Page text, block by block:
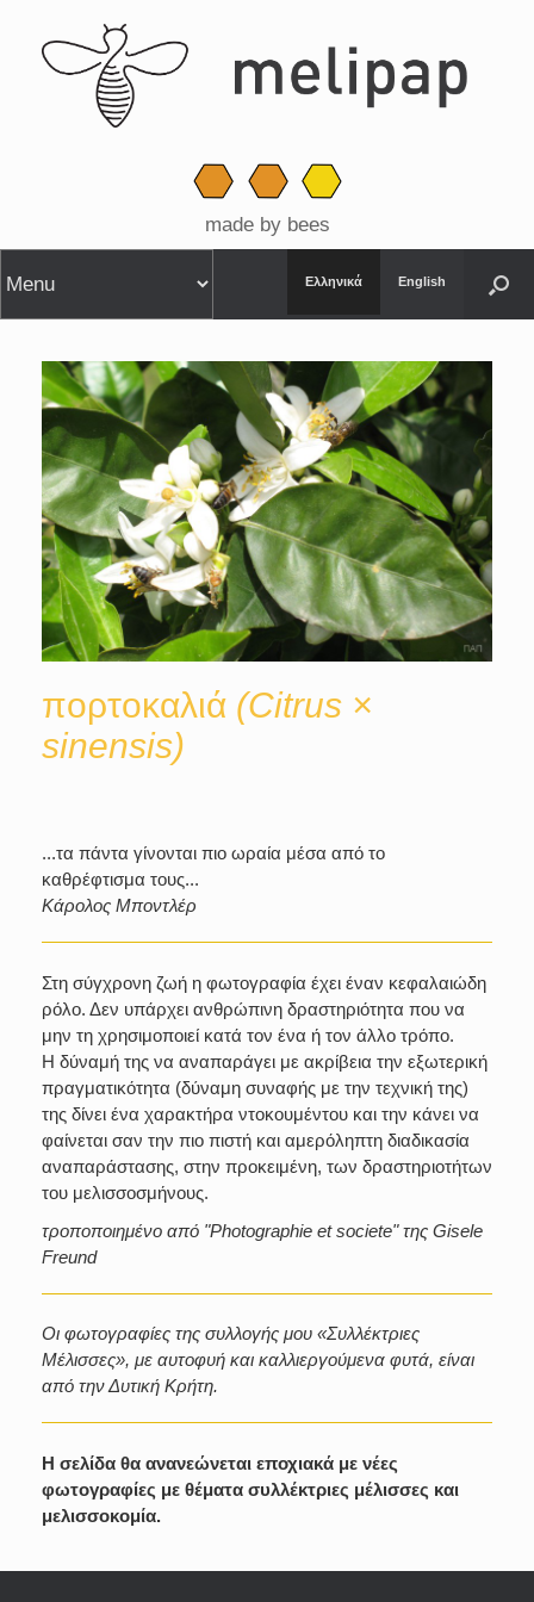
made by bees
Ελληνικά English
πορτοκαλιά (Citrus ×
sinensis)
...τα πάντα γίνονται πιο ωραία μέσα από το
καθρέφτισμα τους...
Κάρολος Μποντλέρ
Στη σύγχρονη ζωή η φωτογραφία έχει έναν κεφαλαιώδη
ρόλο. Δεν υπάρχει ανθρώπινη δραστηριότητα που να
μην τη χρησιμοποιεί κατά τον ένα ή τον άλλο τρόπο.
Η δύναμή της να αναπαράγει με ακρίβεια την εξωτερική
πραγματικότητα (δύναμη συναφής με την τεχνική της)
της δίνει ένα χαρακτήρα ντοκουμέντου και την κάνει να
φαίνεται σαν την πιο πιστή και αμερόληπτη διαδικασία
αναπαράστασης, στην προκειμένη, των δραστηριοτήτων
του μελισσοσμήνους.
τροποποιημένο από "Photographie et societe" της Gisele
Freund
Οι φωτογραφίες της συλλογής μου «Συλλέκτριες
Μέλισσες», με αυτοφυή και καλλιεργούμενα φυτά, είναι
από την Δυτική Κρήτη.
Η σελίδα θα ανανεώνεται εποχιακά με νέες
φωτογραφίες με θέματα συλλέκτριες μέλισσες και
μελισσοκομία.